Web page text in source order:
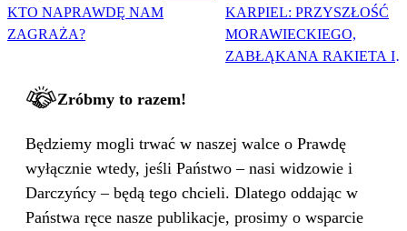
KTO NAPRAWDĘ NAM
ZAGRAŻA?
KARPIEL: PRZYSZŁOŚĆ
MORAWIECKIEGO,
ZABŁĄKANA RAKIETA I
Zróbmy to razem!
Będziemy mogli trwać w naszej walce o Prawdę
wyłącznie wtedy, jeśli Państwo – nasi widzowie i
Darczyńcy – będą tego chcieli. Dlatego oddając w
Państwa ręce nasze publikacje, prosimy o wsparcie